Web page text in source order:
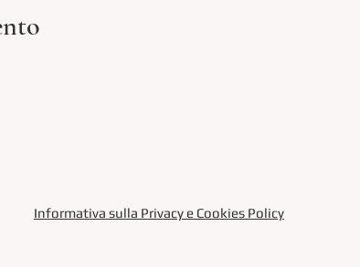
Informativa sulla Privacy e Cookies Policy